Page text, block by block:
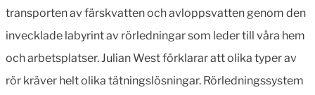
transporten av färskvatten och avloppsvatten genom den
invecklade labyrint av rörledningar som leder till våra hem
och arbetsplatser. Julian West förklarar att olika typer av
rör kräver helt olika tätningslösningar. Rörledningssystem